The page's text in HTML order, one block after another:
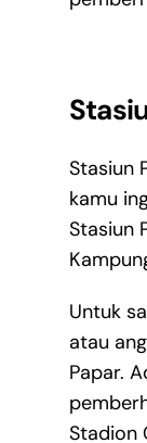
Stasiun
kamu
Stasiun
Untuk
atau
Papar.
Stadion